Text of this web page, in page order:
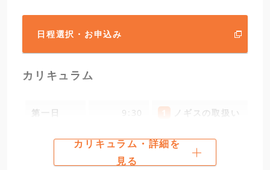
日程選択・お申込み
カリキュラム
第一日
9:30
1 ノギスの取扱い
カリキュラム・詳細を
見る